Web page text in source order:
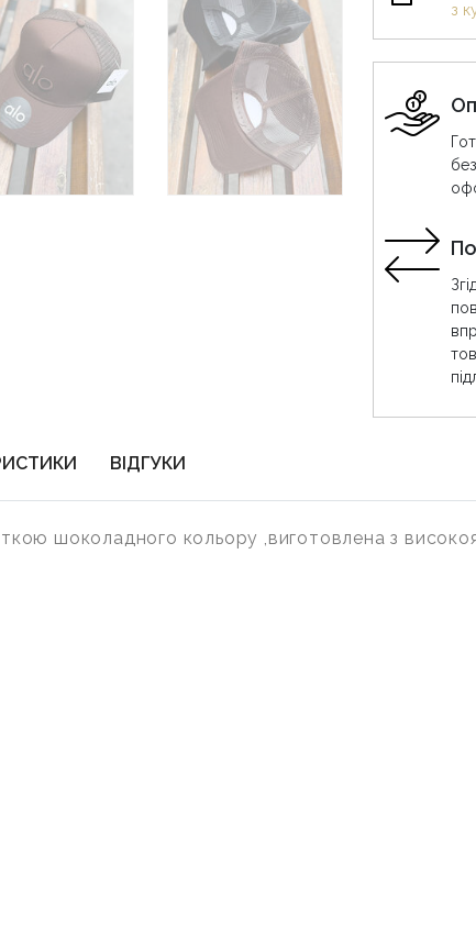
з
ВІДГУКИ
шоколадного кольору ,виготовлена з